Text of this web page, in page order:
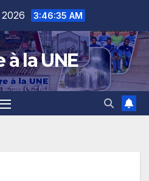
3:46:36 AM
à la UNE